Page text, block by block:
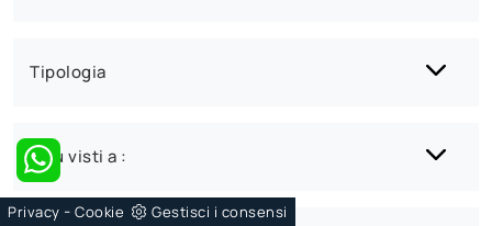
Tipologia
I più visti a :
Privacy - Cookie Gestisci i consensi